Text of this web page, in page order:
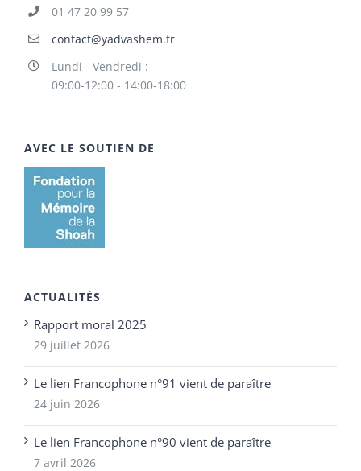
01 47 20 99 57
contact@yadvashem.fr
Lundi - Vendredi :
09:00-12:00 - 14:00-18:00
AVEC LE SOUTIEN DE
ACTUALITÉS
Rapport moral 2025
29 juillet 2026
Le lien Francophone n°91 vient de paraître
24 juin 2026
Le lien Francophone n°90 vient de paraître
7 avril 2026